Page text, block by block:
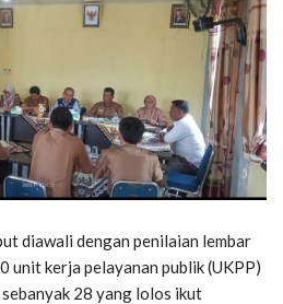
diawali dengan penilaian lembar
unit kerja pelayanan publik (UKPP)
28 yang lolos ikut